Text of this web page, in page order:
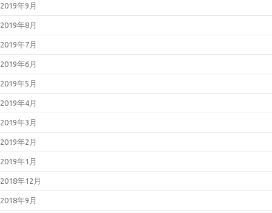
2019年9月
2019年8月
2019年7月
2019年6月
2019年5月
2019年4月
2019年3月
2019年2月
2019年1月
2018年12月
2018年9月